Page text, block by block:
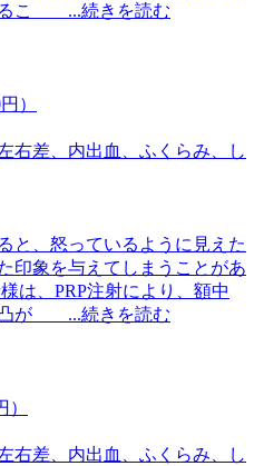
るこ ...続きを読む
）
右差、内出血、ふくらみ、し
と、怒っているように見えた
印象を与えてしまうことがあ
は、PRP注射により、額中
凸が ...続きを読む
右差、内出血、ふくらみ、し